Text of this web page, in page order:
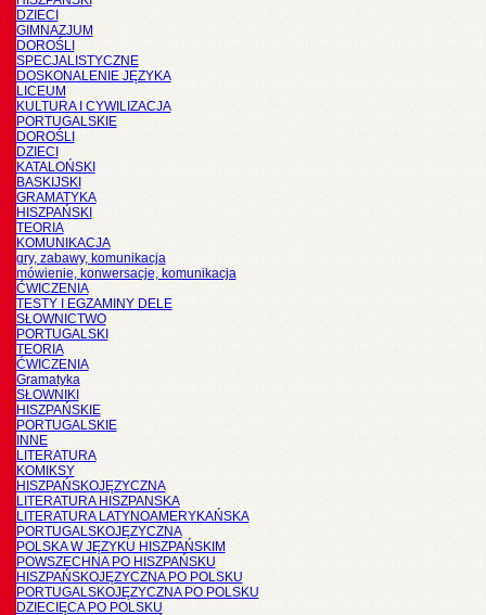
DZIECI
GIMNAZJUM
DOROŚLI
SPECJALISTYCZNE
DOSKONALENIE JĘZYKA
LICEUM
KULTURA I CYWILIZACJA
PORTUGALSKIE
DOROŚLI
DZIECI
KATALOŃSKI
BASKIJSKI
GRAMATYKA
HISZPAŃSKI
TEORIA
KOMUNIKACJA
gry, zabawy, komunikacja
mówienie, konwersacje, komunikacja
ĆWICZENIA
TESTY I EGZAMINY DELE
SŁOWNICTWO
PORTUGALSKI
TEORIA
ĆWICZENIA
Gramatyka
SŁOWNIKI
HISZPAŃSKIE
PORTUGALSKIE
INNE
LITERATURA
KOMIKSY
HISZPAŃSKOJĘZYCZNA
LITERATURA HISZPANSKA
LITERATURA LATYNOAMERYKAŃSKA
PORTUGALSKOJĘZYCZNA
POLSKA W JĘZYKU HISZPAŃSKIM
POWSZECHNA PO HISZPAŃSKU
HISZPAŃSKOJĘZYCZNA PO POLSKU
PORTUGALSKOJĘZYCZNA PO POLSKU
DZIECIĘCA PO POLSKU